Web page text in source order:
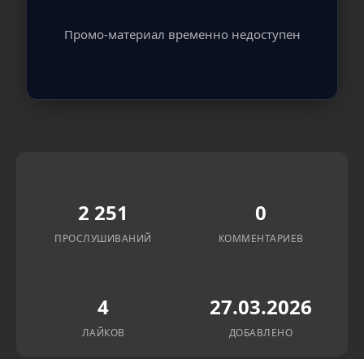
Промо-материал временно недоступен
2 251
ПРОСЛУШИВАНИЙ
0
КОММЕНТАРИЕВ
4
ЛАЙКОВ
27.03.2026
ДОБАВЛЕНО